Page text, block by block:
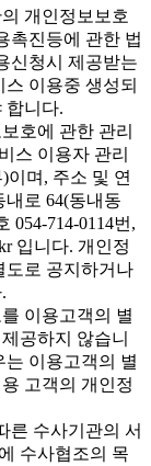
개인정보보호
촉진등에 관한 법
신청시 제공받는
이용중 생성되
합니다.
호에 관한 관리
스 이용자 관리
이며, 주소 및 연
로 64(동내동
054-714-0114번,
입니다. 개인정
도로 공지하거나
이용고객의 별
공하지 않습니
는 이용고객의 별
고객의 개인정
른 수사기관의 서
수사협조의 목